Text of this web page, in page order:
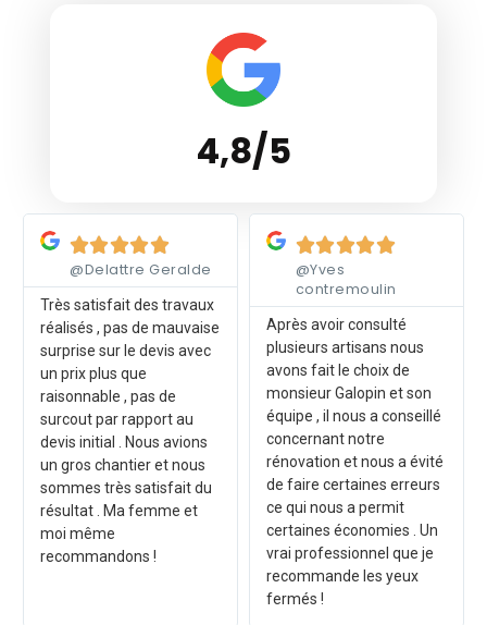
4,8/5

@Delattre Geralde
Très satisfait des travaux
réalisés , pas de mauvaise
surprise sur le devis avec
un prix plus que
raisonnable , pas de
surcout par rapport au
devis initial . Nous avions
un gros chantier et nous
sommes très satisfait du
résultat . Ma femme et
moi même
recommandons !

@Yves
contremoulin
Après avoir consulté
plusieurs artisans nous
avons fait le choix de
monsieur Galopin et son
équipe , il nous a conseillé
concernant notre
rénovation et nous a évité
de faire certaines erreurs
ce qui nous a permit
certaines économies . Un
vrai professionnel que je
recommande les yeux
fermés !